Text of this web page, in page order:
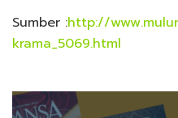
Sumber :http://
krama_5069.html